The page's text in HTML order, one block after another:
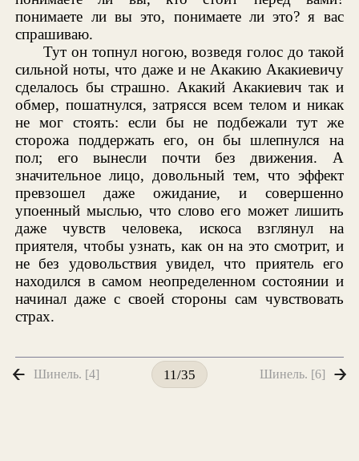
понимаете ли вы это, понимаете ли это? я вас
спрашиваю.
Тут он топнул ногою, возведя голос до такой
сильной ноты, что даже и не Акакию Акакиевичу
сделалось бы страшно. Акакий Акакиевич так и
обмер, пошатнулся, затрясся всем телом и никак
не мог стоять: если бы не подбежали тут же
сторожа поддержать его, он бы шлепнулся на
пол; его вынесли почти без движения. А
значительное лицо, довольный тем, что эффект
превзошел даже ожидание, и совершенно
упоенный мыслью, что слово его может лишить
даже чувств человека, искоса взглянул на
приятеля, чтобы узнать, как он на это смотрит, и
не без удовольствия увидел, что приятель его
находился в самом неопределенном состоянии и
начинал даже с своей стороны сам чувствовать
страх.
Шинель. [4] 11/35 Шинель. [6]